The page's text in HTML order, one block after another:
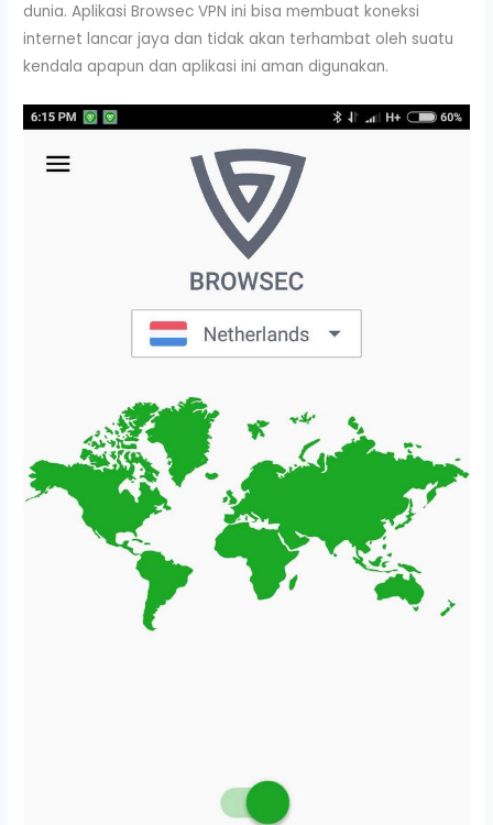
dunia. Aplikasi Browsec VPN ini bisa membuat koneksi
internet lancar jaya dan tidak akan terhambat oleh suatu
kendala apapun dan aplikasi ini aman digunakan.